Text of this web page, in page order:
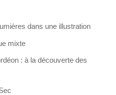
dans une illustration
mixte
: à la découverte des